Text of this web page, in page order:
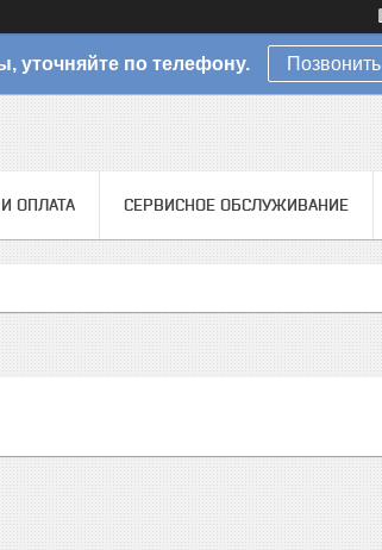
уточняйте по телефону. Позвонить
ОПЛАТА СЕРВИСНОЕ ОБСЛУЖИВАНИЕ